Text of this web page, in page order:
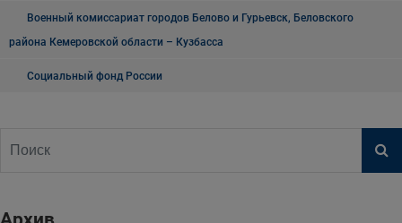
Военный комиссариат городов Белово и Гурьевск, Беловского
района Кемеровской области – Кузбасса
Социальный фонд России